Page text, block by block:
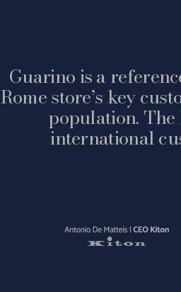
Guarino is a
Rome store’s key
population. The
international
Vai